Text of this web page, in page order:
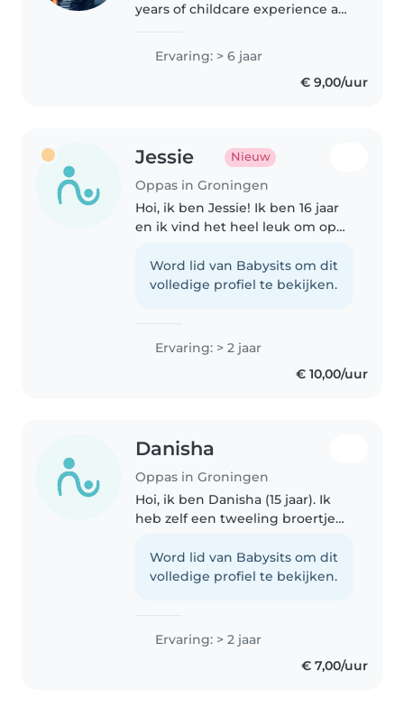
years of childcare experience as
that time, I've cared for children
of different ages, including
Ervaring: > 6 jaar
€ 9,00/uur
Jessie Nieuw
Oppas in Groningen
Hoi, ik ben Jessie! Ik ben 16 jaar
en ik vind het heel leuk om op
lief en zachtaardig persoon en
houd me graag goed aan de
Word lid van Babysits om dit
volledige profiel te bekijken.
Ervaring: > 2 jaar
€ 10,00/uur
Danisha
Oppas in Groningen
Hoi, ik ben Danisha (15 jaar). Ik
heb zelf een tweeling broertje
op kinderen moet letten. Ik ben
geduldig, oplettend en vind het
Word lid van Babysits om dit
volledige profiel te bekijken.
Ervaring: > 2 jaar
€ 7,00/uur